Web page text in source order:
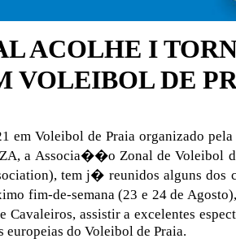
ACOLHE I
VOLEIBOL DE
em Voleibol de Praia organizado
a Associa��o Zonal de Voleibol
tem j� reunidos alguns dos
fim-de-semana (23 e 24 de
Cavaleiros, assistir a excelentes
europeias do Voleibol de Praia.